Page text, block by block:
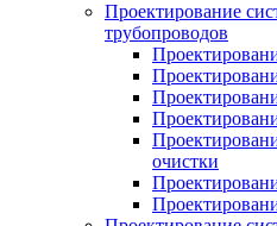
Проектирование
трубопроводов
очистки